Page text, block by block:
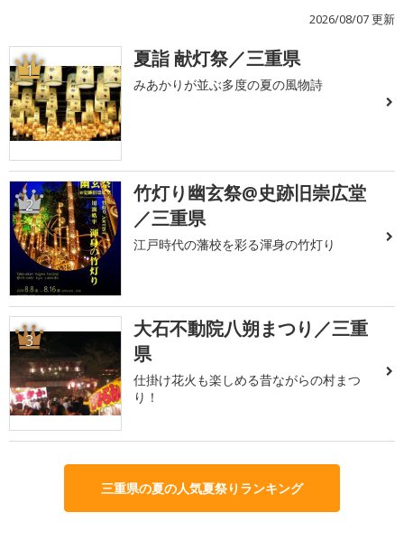
2026/08/07 更新
1 夏詣 献灯祭／三重県
みあかりが並ぶ多度の夏の風物詩
2
竹灯り幽玄祭@史跡旧崇広堂
／三重県
江戸時代の藩校を彩る渾身の竹灯り
3
大石不動院八朔まつり／三重
県
仕掛け花火も楽しめる昔ながらの村まつ
り！
三重県の夏の人気夏祭りランキング